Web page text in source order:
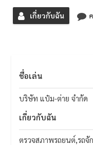
เกี่ยวกับฉัน
ชื่อเล่น
บริษัท แป๋ม-ต่าย จำกัด
เกี่ยวกับฉัน
ตรวจสภาพรถยนต์,รถ